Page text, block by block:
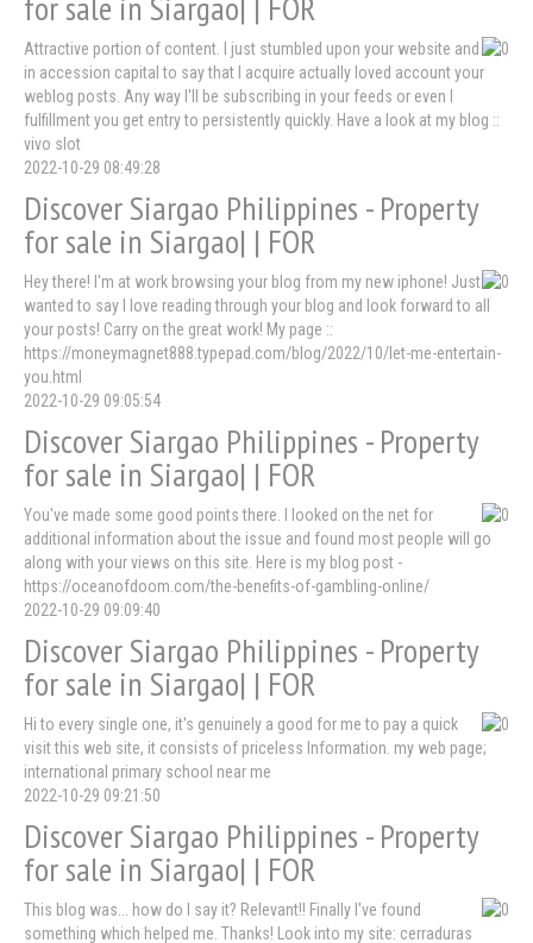
Attractive portion of content. I just stumbled upon your website and
in accession capital to say that I acquire actually loved account your
weblog posts. Any way I'll be subscribing in your feeds or even I
fulfillment you get entry to persistently quickly. Have a look at my blog ::
vivo slot
2022-10-29 08:49:28
Discover Siargao Philippines - Property
for sale in Siargao| | FOR
Hey there! I'm at work browsing your blog from my new iphone! Just
wanted to say I love reading through your blog and look forward to all
your posts! Carry on the great work! My page ::
https://moneymagnet888.typepad.com/blog/2022/10/let-me-entertain-
you.html
2022-10-29 09:05:54
Discover Siargao Philippines - Property
for sale in Siargao| | FOR
You've made some good points there. I looked on the net for
additional information about the issue and found most people will go
along with your views on this site. Here is my blog post -
https://oceanofdoom.com/the-benefits-of-gambling-online/
2022-10-29 09:09:40
Discover Siargao Philippines - Property
for sale in Siargao| | FOR
Hi to every single one, it's genuinely a good for me to pay a quick
visit this web site, it consists of priceless Information. my web page;
international primary school near me
2022-10-29 09:21:50
Discover Siargao Philippines - Property
for sale in Siargao| | FOR
This blog was... how do I say it? Relevant!! Finally I've found
something which helped me. Thanks! Look into my site: cerraduras